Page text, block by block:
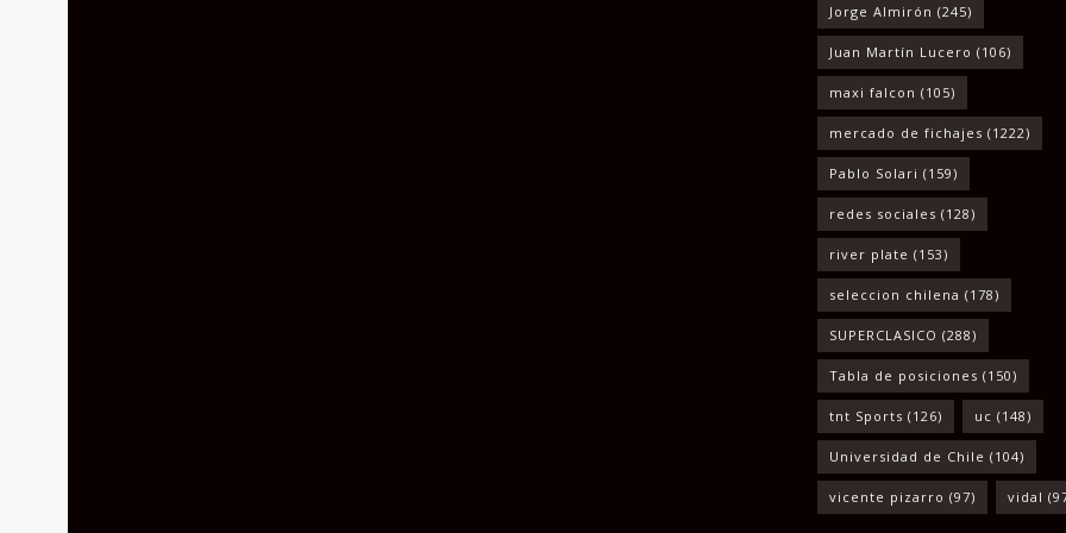
Jorge Almirón (245)
Juan Martín Lucero (106)
maxi falcon (105)
mercado de fichajes (1222)
Pablo Solari (159)
redes sociales (128)
river plate (153)
seleccion chilena (178)
SUPERCLASICO (288)
Tabla de posiciones (150)
tnt Sports (126) uc (148)
Universidad de Chile (104)
vicente pizarro (97) vidal